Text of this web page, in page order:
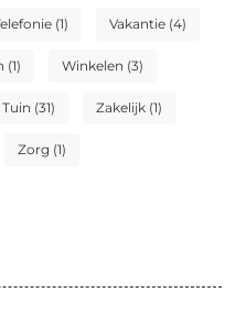
(1) Vakantie (4)
(1) Winkelen (3)
(31) Zakelijk (1)
Zorg (1)